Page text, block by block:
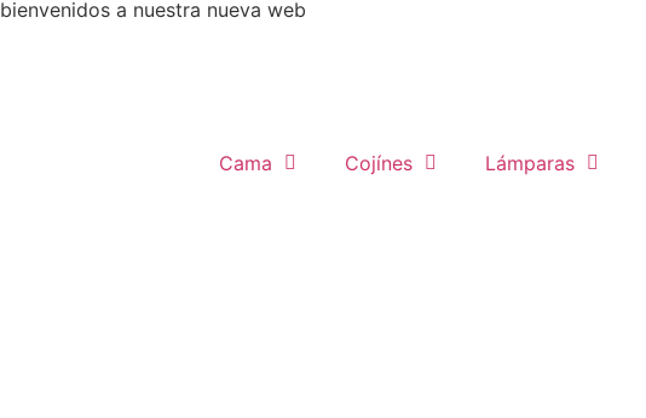
bienvenidos a nuestra nueva web
Cama Cojínes Lámparas